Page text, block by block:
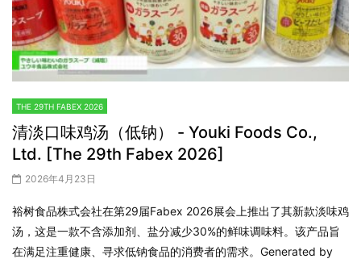
THE 29TH FABEX 2026
清淡口味鸡汤（低钠） - Youki Foods Co.,
Ltd. [The 29th Fabex 2026]
2026年4月23日
裕树食品株式会社在第29届Fabex 2026展会上推出了其新款淡味鸡
汤，这是一款不含添加剂、盐分减少30%的鲜味调味料。该产品旨
在满足注重健康、寻求低钠食品的消费者的需求。Generated by